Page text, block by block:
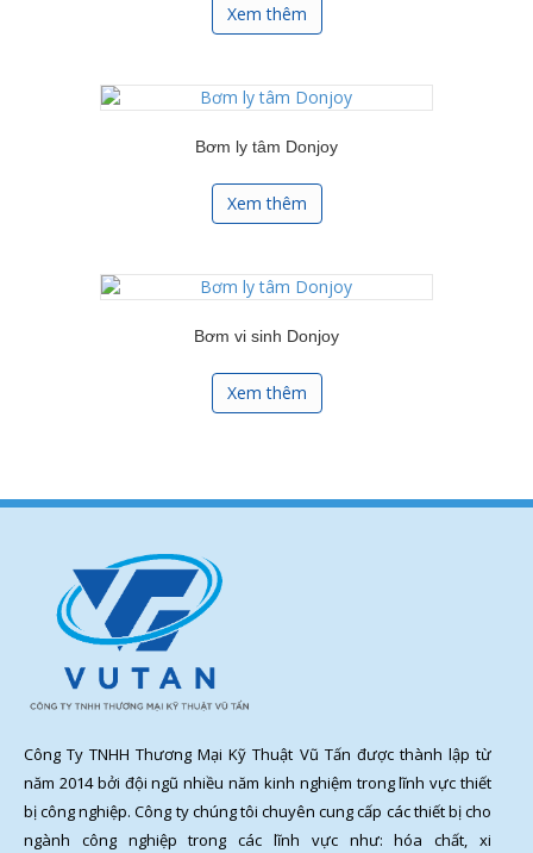
Xem thêm
Bơm ly tâm Donjoy
Xem thêm
Bơm vi sinh Donjoy
Xem thêm
Công Ty TNHH Thương Mại Kỹ Thuật Vũ Tấn được thành lập từ
năm 2014 bởi đội ngũ nhiều năm kinh nghiệm trong lĩnh vực thiết
bị công nghiệp. Công ty chúng tôi chuyên cung cấp các thiết bị cho
ngành công nghiệp trong các lĩnh vực như: hóa chất, xi